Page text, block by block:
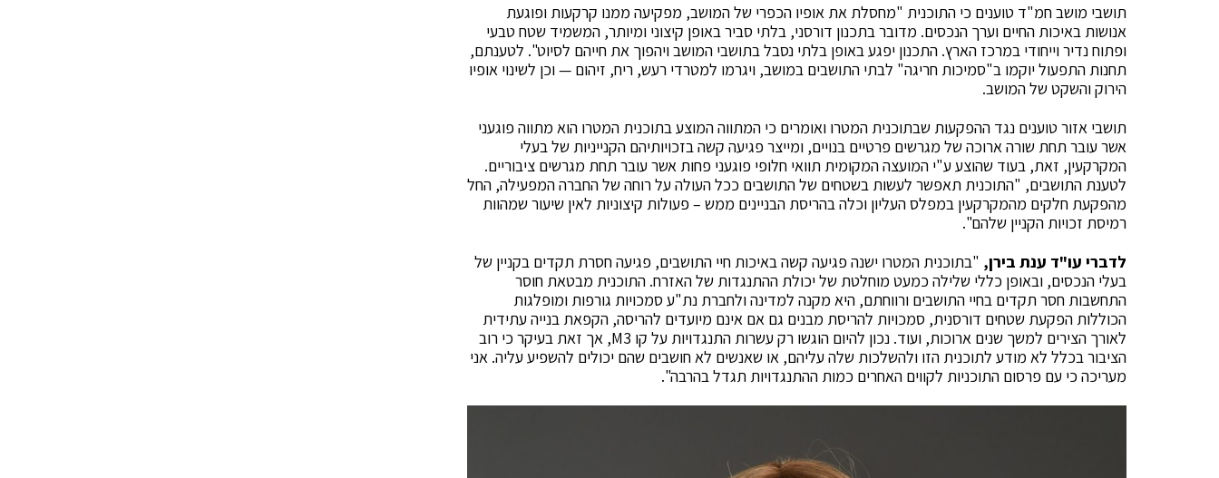
תושבי מושב חמ"ד טוענים כי התוכנית "מחסלת את אופיו הכפרי של המושב, מפקיעה ממנו קרקעות ופוגעת
אנושות באיכות החיים וערך הנכסים. מדובר בתכנון דורסני, בלתי סביר באופן קיצוני ומיותר, המשמיד שטח טבעי
ופתוח נדיר וייחודי במרכז הארץ. התכנון יפגע באופן בלתי נסבל בתושבי המושב ויהפוך את חייהם לסיוט". לטענתם,
תחנות התפעול יוקמו ב"סמיכות חריגה" לבתי התושבים במושב, ויגרמו למטרדי רעש, ריח, זיהום — וכן לשינוי אופיו
הירוק והשקט של המושב.
תושבי אזור טוענים נגד ההפקעות שבתוכנית המטרו ואומרים כי המתווה המוצע בתוכנית המטרו הוא מתווה פוגעני
אשר עובר תחת שורה ארוכה של מגרשים פרטיים בנויים, ומייצר פגיעה קשה בזכויותיהם הקנייניות של בעלי
המקרקעין, זאת, בעוד שהוצע ע"י המועצה המקומית תוואי חלופי פוגעני פחות אשר עובר תחת מגרשים ציבוריים.
לטענת התושבים, "התוכנית תאפשר לעשות בשטחים של התושבים ככל העולה על רוחה של החברה המפעילה, החל
מהפקעת חלקים מהמקרקעין במפלס העליון וכלה בהריסת הבניינים ממש – פעולות קיצוניות לאין שיעור שמהוות
רמיסת זכויות הקניין שלהם".
לדברי עו"ד ענת בירן, "בתוכנית המטרו ישנה פגיעה קשה באיכות חיי התושבים, פגיעה חסרת תקדים בקניין של
בעלי הנכסים, ובאופן כללי שלילה כמעט מוחלטת של יכולת ההתנגדות של האזרח. התוכנית מבטאת חוסר
התחשבות חסר תקדים בחיי התושבים ורווחתם, היא מקנה למדינה ולחברת נת"ע סמכויות גורפות ומופלגות
הכוללות הפקעת שטחים דורסנית, סמכויות להריסת מבנים גם אם אינם מיועדים להריסה, הקפאת בנייה עתידית
לאורך הצירים למשך שנים ארוכות, ועוד. נכון להיום הוגשו רק עשרות התנגדויות על קו M3, אך זאת בעיקר כי רוב
הציבור בכלל לא מודע לתוכנית הזו ולהשלכות שלה עליהם, או שאנשים לא חושבים שהם יכולים להשפיע עליה. אני
מעריכה כי עם פרסום התוכניות לקווים האחרים כמות ההתנגדויות תגדל בהרבה".